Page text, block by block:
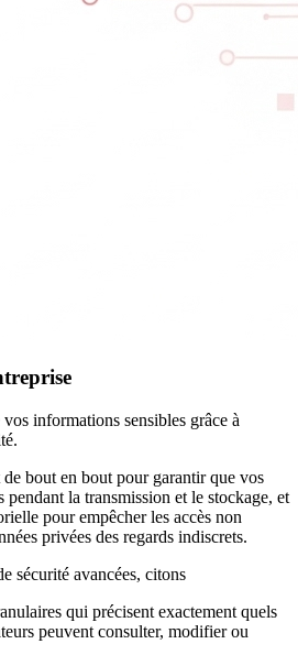
informations sensibles grâce à
bout en bout pour garantir que vos
pendant la transmission et le stockage, et
pour empêcher les accès non
privées des regards indiscrets.
sécurité avancées, citons
qui précisent exactement quels
peuvent consulter, modifier ou